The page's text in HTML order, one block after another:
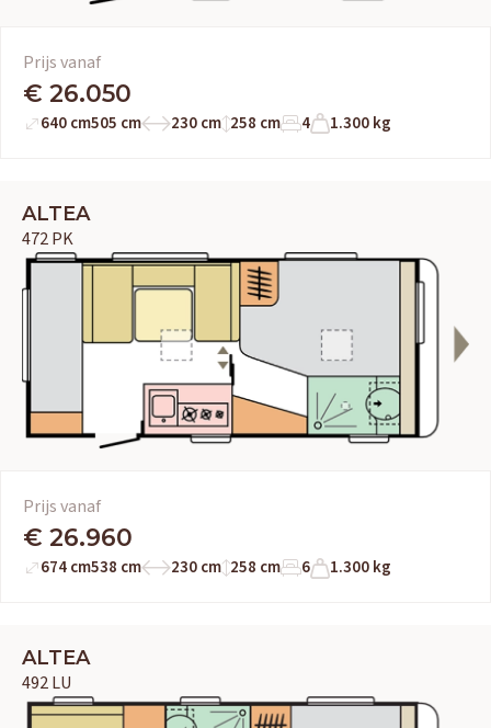
Prijs vanaf
€ 26.050
640 cm505 cm 230 cm 258 cm 4 1.300 kg
ALTEA
472 PK
Prijs vanaf
€ 26.960
674 cm538 cm 230 cm 258 cm 6 1.300 kg
ALTEA
492 LU
Adria